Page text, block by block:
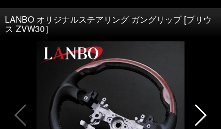
LANBO オリジナルステアリング ガングリップ [プリウ
ス ZVW30］